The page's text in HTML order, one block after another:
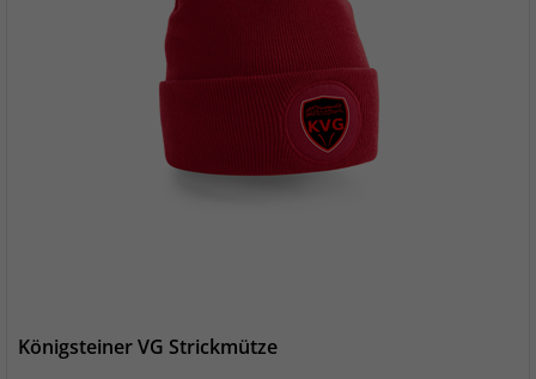
Königsteiner VG Strickmütze